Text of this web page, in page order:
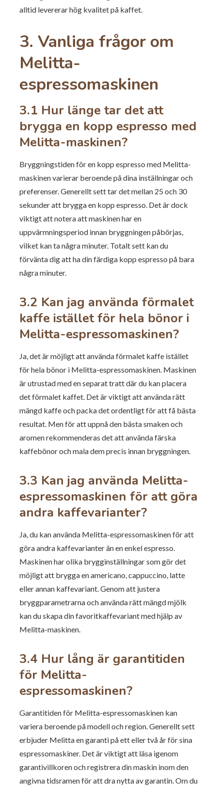
alltid levererar hög kvalitet på kaffet.
3. Vanliga frågor om
Melitta-
espressomaskinen
3.1 Hur länge tar det att
brygga en kopp espresso med
Melitta-maskinen?
Bryggningstiden för en kopp espresso med Melitta-
maskinen varierar beroende på dina inställningar och
preferenser. Generellt sett tar det mellan 25 och 30
sekunder att brygga en kopp espresso. Det är dock
viktigt att notera att maskinen har en
uppvärmningsperiod innan bryggningen påbörjas,
vilket kan ta några minuter. Totalt sett kan du
förvänta dig att ha din färdiga kopp espresso på bara
några minuter.
3.2 Kan jag använda förmalet
kaffe istället för hela bönor i
Melitta-espressomaskinen?
Ja, det är möjligt att använda förmalet kaffe istället
för hela bönor i Melitta-espressomaskinen. Maskinen
är utrustad med en separat tratt där du kan placera
det förmalet kaffet. Det är viktigt att använda rätt
mängd kaffe och packa det ordentligt för att få bästa
resultat. Men för att uppnå den bästa smaken och
aromen rekommenderas det att använda färska
kaffebönor och mala dem precis innan bryggningen.
3.3 Kan jag använda Melitta-
espressomaskinen för att göra
andra kaffevarianter?
Ja, du kan använda Melitta-espressomaskinen för att
göra andra kaffevarianter än en enkel espresso.
Maskinen har olika brygginställningar som gör det
möjligt att brygga en americano, cappuccino, latte
eller annan kaffevariant. Genom att justera
bryggparametrarna och använda rätt mängd mjölk
kan du skapa din favoritkaffevariant med hjälp av
Melitta-maskinen.
3.4 Hur lång är garantitiden
för Melitta-
espressomaskinen?
Garantitiden för Melitta-espressomaskinen kan
variera beroende på modell och region. Generellt sett
erbjuder Melitta en garanti på ett eller två år för sina
espressomaskiner. Det är viktigt att läsa igenom
garantivillkoren och registrera din maskin inom den
angivna tidsramen för att dra nytta av garantin. Om du